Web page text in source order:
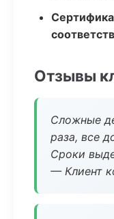
Отзывы
Сложные
раза, все
Сроки
— Клиент